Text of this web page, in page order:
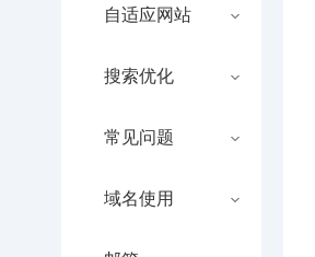
自适应网站
搜索优化
常见问题
域名使用